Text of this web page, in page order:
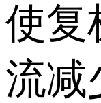
使复
流减